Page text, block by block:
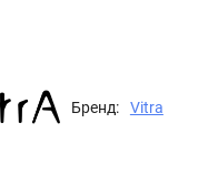
Бренд: Vitra